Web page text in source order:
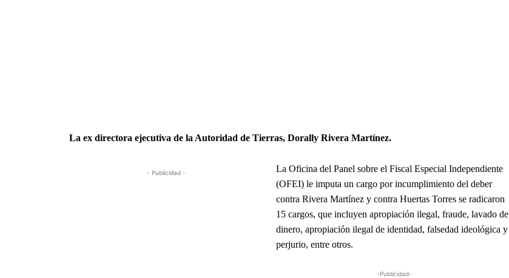
La ex directora ejecutiva de la Autoridad de Tierras, Dorally Rivera Martínez.
- Publicidad -
La Oficina del Panel sobre el Fiscal Especial Independiente
(OFEI) le imputa un cargo por incumplimiento del deber
contra Rivera Martínez y contra Huertas Torres se radicaron
15 cargos, que incluyen apropiación ilegal, fraude, lavado de
dinero, apropiación ilegal de identidad, falsedad ideológica y
perjurio, entre otros.
-Publicidad-